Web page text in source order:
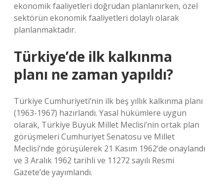
ekonomik faaliyetleri doğrudan planlanırken, özel
sektörün ekonomik faaliyetleri dolaylı olarak
planlanmaktadır.
Türkiye’de ilk kalkınma
planı ne zaman yapıldı?
Türkiye Cumhuriyeti’nin ilk beş yıllık kalkınma planı
(1963-1967) hazırlandı. Yasal hükümlere uygun
olarak, Türkiye Büyük Millet Meclisi’nin ortak plan
görüşmeleri Cumhuriyet Senatosu ve Millet
Meclisi’nde görüşülerek 21 Kasım 1962’de onaylandı
ve 3 Aralık 1962 tarihli ve 11272 sayılı Resmi
Gazete’de yayımlandı.